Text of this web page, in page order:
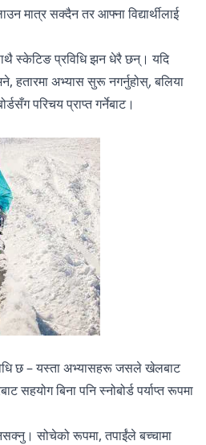
मात्र सक्दैन तर आफ्ना विद्यार्थीलाई
स्केटिङ प्रविधि झन धेरै छन्। यदि
हतारमा अभ्यास सुरू नगर्नुहोस्, बलिया
परिचय प्राप्त गर्नेबाट।
छ – यस्ता अभ्यासहरू जसले खेलबाट
सहयोग बिना पनि स्नोबोर्ड पर्याप्त रूपमा
सोचेको रूपमा, तपाईंले बच्चामा